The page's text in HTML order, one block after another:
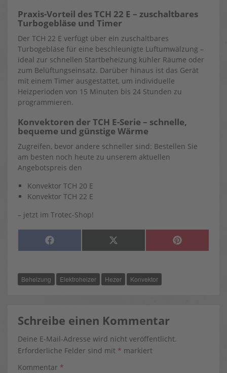
Praxis-Vorteil des TCH 22 E – zuschaltbares
Turbogebläse und Timer
Der TCH 22 E verfügt über ein zuschaltbares
Turbogebläse für eine beschleunigte Luftumwälzung –
ideal zur schnellen Startbeheizung kühler Räume oder
zum Belüftungseinsatz. Darüber hinaus ist das Gerät
mit einem Timer ausgestattet, um individuelle
Heizperioden von 15 Minuten bis 24 Stunden zu
programmieren.
Konvektoren der TCH E-Serie – schnelle,
bequeme und günstige Wärme
Zugreifen, bevor andere schneller sind: Bestellen Sie
am besten noch heute zu unserem aktuellen
Angebotspreis den
Konvektor TCH 20 E
Konvektor TCH 22 E
– jetzt im Trotec-Shop!
SHARE
F
A
O
K
SHARE
X
(
T
T
E
SHARE
P
I
Beheizung Elektroheizer Hezer Konvektor
Schreibe einen Kommentar
Deine E-Mail-Adresse wird nicht veröffentlicht.
Erforderliche Felder sind mit * markiert
Kommentar *